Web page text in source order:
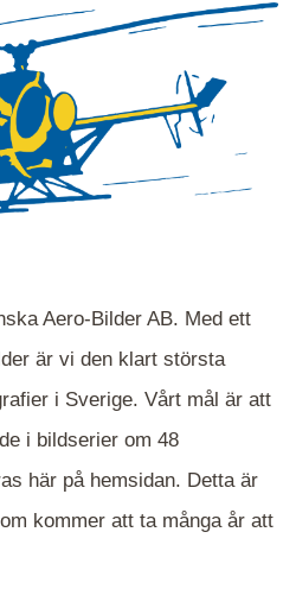
gröna mappar är det
för att komma
söker och klicka på
Aero-Bilder AB. Med ett
är vi den klart största
i Sverige. Vårt mål är att
i bildserier om 48
här på hemsidan. Detta är
kommer att ta många år att